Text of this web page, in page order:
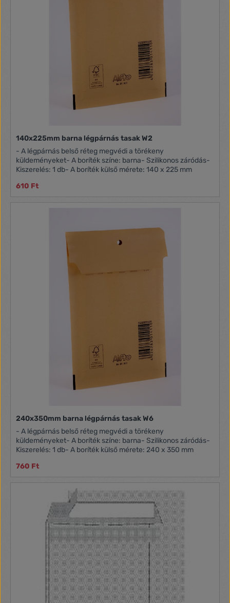
140x225mm barna légpárnás tasak W2
- A légpárnás belső réteg megvédi a törékeny
küldeményeket- A boríték színe: barna- Szilikonos záródás-
Kiszerelés: 1 db- A boríték külső mérete: 140 x 225 mm
610 Ft
240x350mm barna légpárnás tasak W6
- A légpárnás belső réteg megvédi a törékeny
küldeményeket- A boríték színe: barna- Szilikonos záródás-
Kiszerelés: 1 db- A boríték külső mérete: 240 x 350 mm
760 Ft